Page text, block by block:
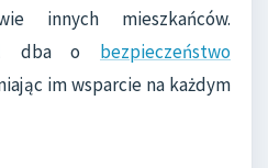
innych mieszkańców.
dba o bezpieczeństwo
im wsparcie na każdym